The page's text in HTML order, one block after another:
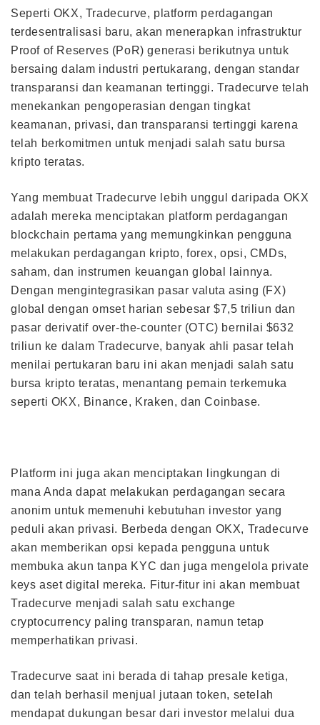
Seperti OKX, Tradecurve, platform perdagangan
terdesentralisasi baru, akan menerapkan infrastruktur
Proof of Reserves (PoR) generasi berikutnya untuk
bersaing dalam industri pertukarang, dengan standar
transparansi dan keamanan tertinggi. Tradecurve telah
menekankan pengoperasian dengan tingkat
keamanan, privasi, dan transparansi tertinggi karena
telah berkomitmen untuk menjadi salah satu bursa
kripto teratas.
Yang membuat Tradecurve lebih unggul daripada OKX
adalah mereka menciptakan platform perdagangan
blockchain pertama yang memungkinkan pengguna
melakukan perdagangan kripto, forex, opsi, CMDs,
saham, dan instrumen keuangan global lainnya.
Dengan mengintegrasikan pasar valuta asing (FX)
global dengan omset harian sebesar $7,5 triliun dan
pasar derivatif over-the-counter (OTC) bernilai $632
triliun ke dalam Tradecurve, banyak ahli pasar telah
menilai pertukaran baru ini akan menjadi salah satu
bursa kripto teratas, menantang pemain terkemuka
seperti OKX, Binance, Kraken, dan Coinbase.
Platform ini juga akan menciptakan lingkungan di
mana Anda dapat melakukan perdagangan secara
anonim untuk memenuhi kebutuhan investor yang
peduli akan privasi. Berbeda dengan OKX, Tradecurve
akan memberikan opsi kepada pengguna untuk
membuka akun tanpa KYC dan juga mengelola private
keys aset digital mereka. Fitur-fitur ini akan membuat
Tradecurve menjadi salah satu exchange
cryptocurrency paling transparan, namun tetap
memperhatikan privasi.
Tradecurve saat ini berada di tahap presale ketiga,
dan telah berhasil menjual jutaan token, setelah
mendapat dukungan besar dari investor melalui dua